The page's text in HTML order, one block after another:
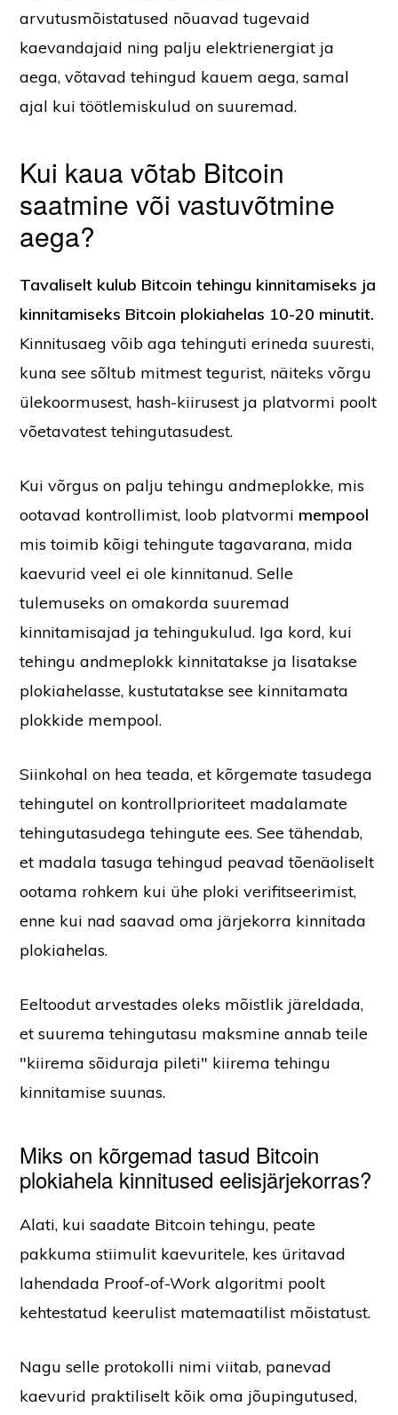
arvutusmõistatused nõuavad tugevaid
kaevandajaid ning palju elektrienergiat ja
aega, võtavad tehingud kauem aega, samal
ajal kui töötlemiskulud on suuremad.
Kui kaua võtab Bitcoin
saatmine või vastuvõtmine
aega?
Tavaliselt kulub Bitcoin tehingu kinnitamiseks ja
kinnitamiseks Bitcoin plokiahelas 10-20 minutit.
Kinnitusaeg võib aga tehinguti erineda suuresti,
kuna see sõltub mitmest tegurist, näiteks võrgu
ülekoormusest, hash-kiirusest ja platvormi poolt
võetavatest tehingutasudest.
Kui võrgus on palju tehingu andmeplokke, mis
ootavad kontrollimist, loob platvormi mempool
mis toimib kõigi tehingute tagavarana, mida
kaevurid veel ei ole kinnitanud. Selle
tulemuseks on omakorda suuremad
kinnitamisajad ja tehingukulud. Iga kord, kui
tehingu andmeplokk kinnitatakse ja lisatakse
plokiahelasse, kustutatakse see kinnitamata
plokkide mempool.
Siinkohal on hea teada, et kõrgemate tasudega
tehingutel on kontrollprioriteet madalamate
tehingutasudega tehingute ees. See tähendab,
et madala tasuga tehingud peavad tõenäoliselt
ootama rohkem kui ühe ploki verifitseerimist,
enne kui nad saavad oma järjekorra kinnitada
plokiahelas.
Eeltoodut arvestades oleks mõistlik järeldada,
et suurema tehingutasu maksmine annab teile
"kiirema sõiduraja pileti" kiirema tehingu
kinnitamise suunas.
Miks on kõrgemad tasud Bitcoin
plokiahela kinnitused eelisjärjekorras?
Alati, kui saadate Bitcoin tehingu, peate
pakkuma stiimulit kaevuritele, kes üritavad
lahendada Proof-of-Work algoritmi poolt
kehtestatud keerulist matemaatilist mõistatust.
Nagu selle protokolli nimi viitab, panevad
kaevurid praktiliselt kõik oma jõupingutused,